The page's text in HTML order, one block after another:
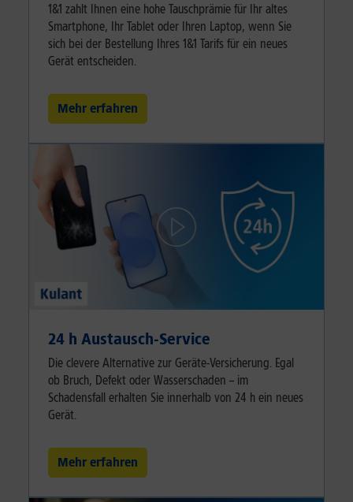
1&1 zahlt Ihnen eine hohe Tauschprämie für Ihr altes
Smartphone, Ihr Tablet oder Ihren Laptop, wenn Sie
sich bei der Bestellung Ihres 1&1 Tarifs für ein neues
Gerät entscheiden.
Mehr erfahren
24 h Austausch-Service
Die clevere Alternative zur Geräte-Versicherung. Egal
ob Bruch, Defekt oder Wasserschaden – im
Schadensfall erhalten Sie innerhalb von 24 h ein neues
Gerät.
Mehr erfahren